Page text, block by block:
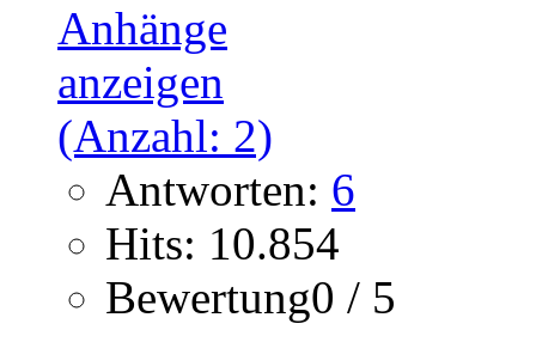
Antworten: 6
Hits: 10.854
Bewertung0 / 5